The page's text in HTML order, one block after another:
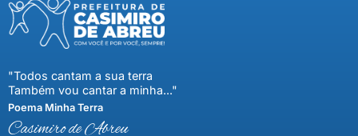
"Todos cantam a sua terra
Também vou cantar a minha..."
Poema Minha Terra
Casimiro de Abreu